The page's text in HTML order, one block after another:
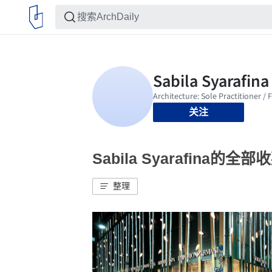
关注
Sabila Syarafina的全部
整理